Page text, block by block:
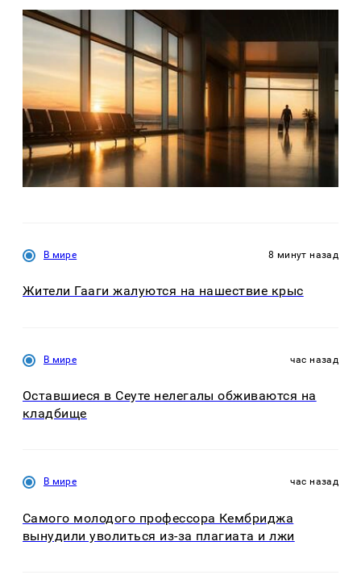
В мире 8 минут назад
Жители Гааги жалуются на нашествие крыс
В мире час назад
Оставшиеся в Сеуте нелегалы обживаются на
кладбище
В мире час назад
Самого молодого профессора Кембриджа
вынудили уволиться из-за плагиата и лжи